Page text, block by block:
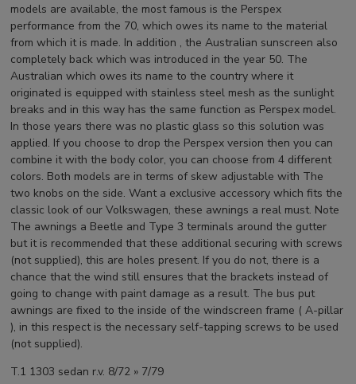
models are available, the most famous is the Perspex
performance from the 70, which owes its name to the material
from which it is made. In addition , the Australian sunscreen also
completely back which was introduced in the year 50. The
Australian which owes its name to the country where it
originated is equipped with stainless steel mesh as the sunlight
breaks and in this way has the same function as Perspex model.
In those years there was no plastic glass so this solution was
applied. If you choose to drop the Perspex version then you can
combine it with the body color, you can choose from 4 different
colors. Both models are in terms of skew adjustable with The
two knobs on the side. Want a exclusive accessory which fits the
classic look of our Volkswagen, these awnings a real must. Note
The awnings a Beetle and Type 3 terminals around the gutter
but it is recommended that these additional securing with screws
(not supplied), this are holes present. If you do not, there is a
chance that the wind still ensures that the brackets instead of
going to change with paint damage as a result. The bus put
awnings are fixed to the inside of the windscreen frame ( A-pillar
), in this respect is the necessary self-tapping screws to be used
(not supplied).
T.1 1303 sedan r.v. 8/72 » 7/79